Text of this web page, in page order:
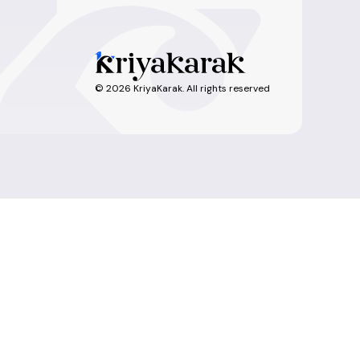
© 2026 KriyaKarak. All rights reserved